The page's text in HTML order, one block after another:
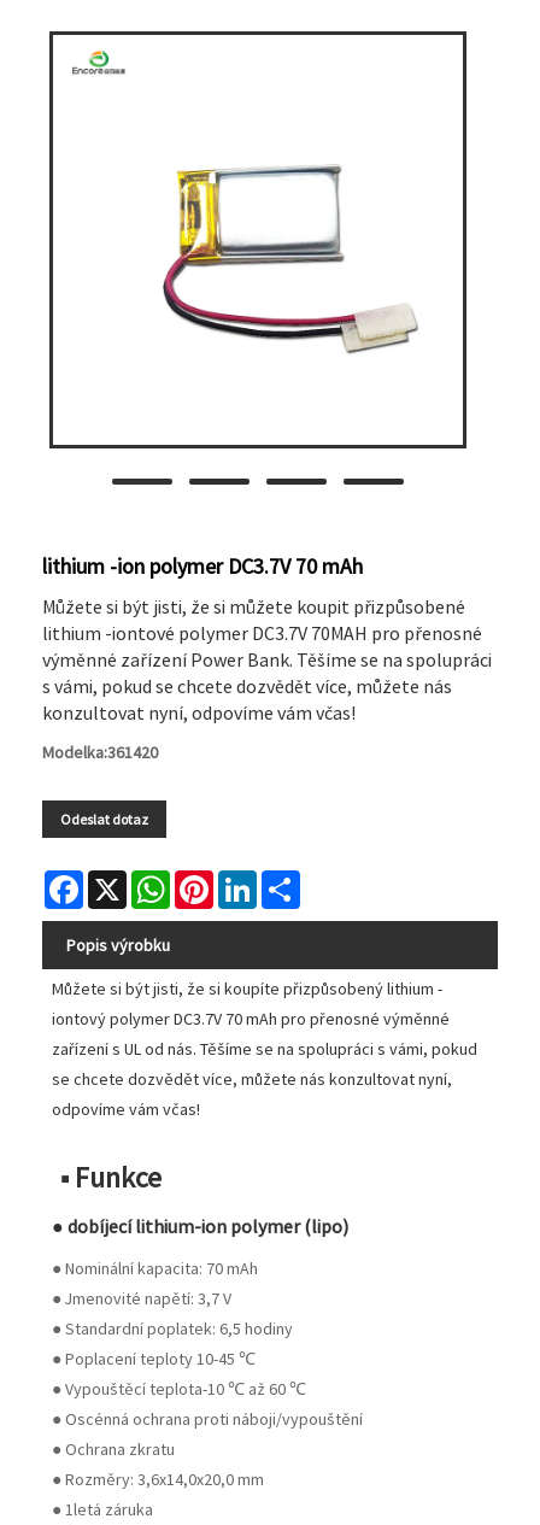
lithium -ion polymer DC3.7V 70 mAh
Můžete si být jisti, že si můžete koupit přizpůsobené
lithium -iontové polymer DC3.7V 70MAH pro přenosné
výměnné zařízení Power Bank. Těšíme se na spolupráci
s vámi, pokud se chcete dozvědět více, můžete nás
konzultovat nyní, odpovíme vám včas!
Modelka:361420
Odeslat dotaz
Facebook
X WhatsAppPinterestLinkedIn
Popis výrobku
Můžete si být jisti, že si koupíte přizpůsobený lithium -
iontový polymer DC3.7V 70 mAh pro přenosné výměnné
zařízení s UL od nás. Těšíme se na spolupráci s vámi, pokud
se chcete dozvědět více, můžete nás konzultovat nyní,
odpovíme vám včas!
■ Funkce
● dobíjecí lithium-ion polymer (lipo)
● Nominální kapacita: 70 mAh
● Jmenovité napětí: 3,7 V
● Standardní poplatek: 6,5 hodiny
● Poplacení teploty 10-45 ℃
● Vypouštěcí teplota-10 ℃ až 60 ℃
● Oscénná ochrana proti náboji/vypouštění
● Ochrana zkratu
● Rozměry: 3,6x14,0x20,0 mm
● 1letá záruka